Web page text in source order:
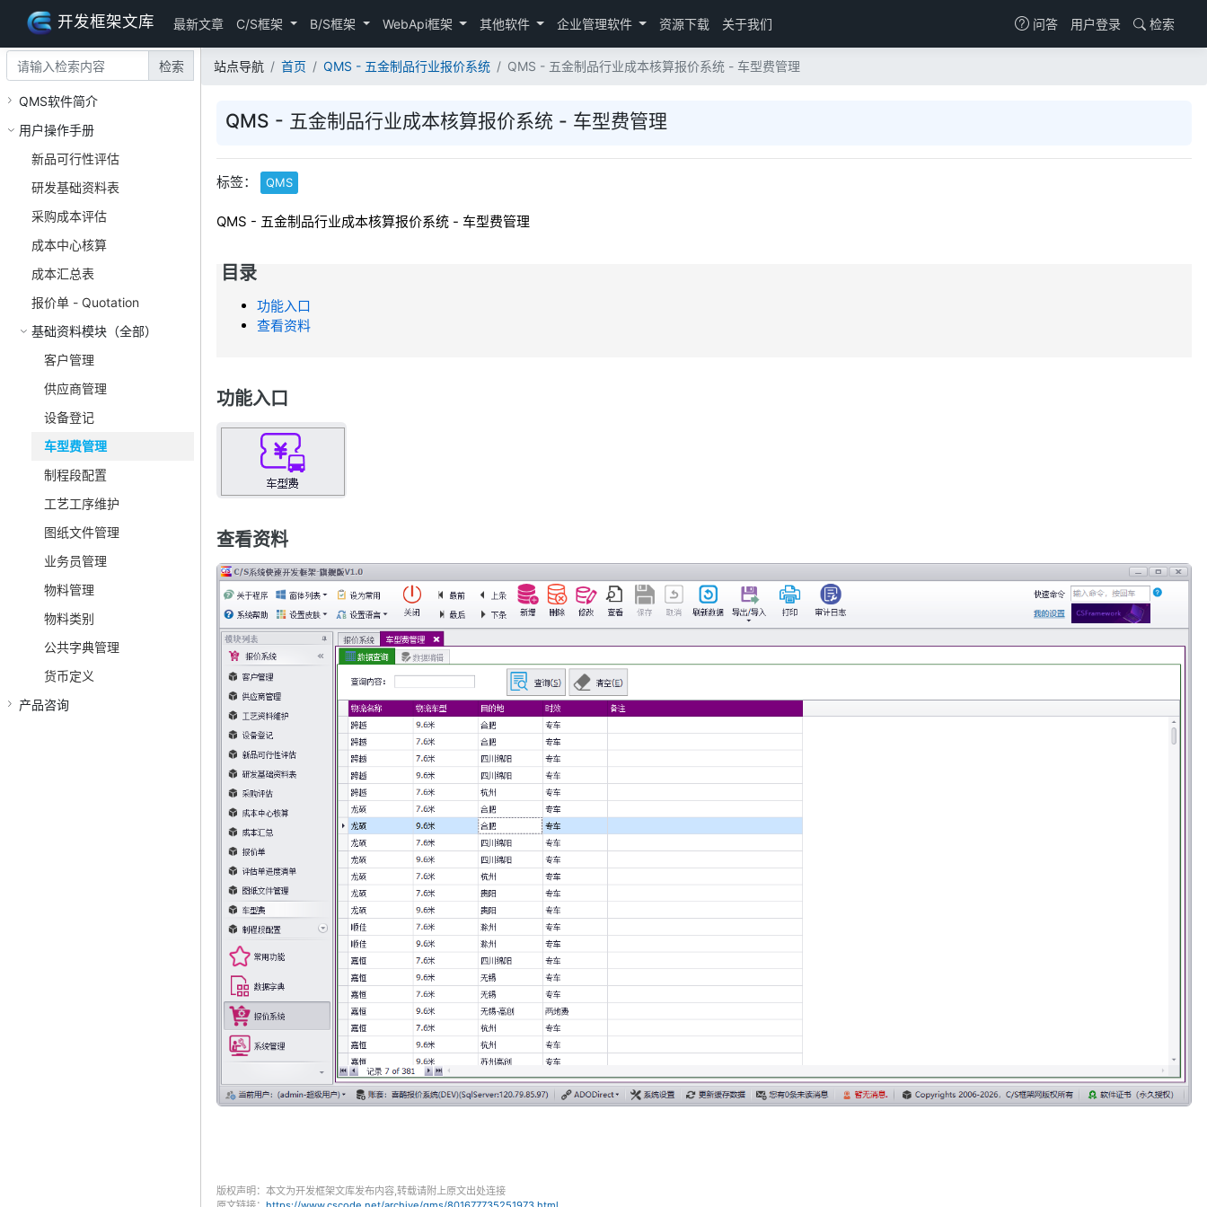
开发框架文库 最新文章 C/S框架 B/S框架 WebApi框架 其他软件 企业管理软件 资源下载 关于我们 问答 用户登录 检索
检索
QMS软件简介
用户操作手册
新品可行性评估
研发基础资料表
采购成本评估
成本中心核算
成本汇总表
报价单 - Quotation
基础资料模块（全部）
客户管理
供应商管理
设备登记
车型费管理
制程段配置
工艺工序维护
图纸文件管理
业务员管理
物料管理
物料类别
公共字典管理
货币定义
产品咨询
站点导航 首页 QMS - 五金制品行业报价系统 QMS - 五金制品行业成本核算报价系统 - 车型费管理
QMS - 五金制品行业成本核算报价系统 - 车型费管理
标签： QMS
QMS - 五金制品行业成本核算报价系统 - 车型费管理
目录
功能入口
查看资料
功能入口
查看资料
版权声明：本文为开发框架文库发布内容,转载请附上原文出处连接